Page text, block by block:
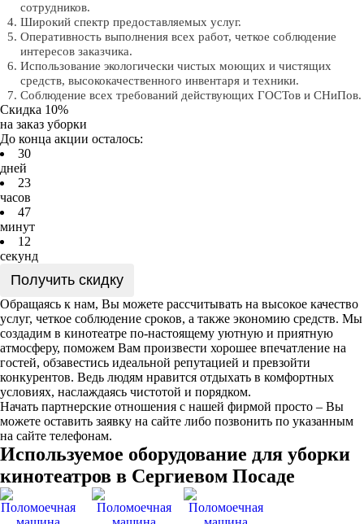
сотрудников.
Широкий спектр предоставляемых услуг.
Оперативность выполнения всех работ, четкое соблюдение
интересов заказчика.
Использование экологически чистых моющих и чистящих
средств, высококачественного инвентаря и техники.
Соблюдение всех требований действующих ГОСТов и СНиПов.
Скидка 10%
на заказ уборки
До конца акции осталось:
30
дней
23
часов
47
минут
1 2
секунд
Получить скидку
Обращаясь к нам, Вы можете рассчитывать на высокое качество
услуг, четкое соблюдение сроков, а также экономию средств. Мы
создадим в кинотеатре по-настоящему уютную и приятную
атмосферу, поможем Вам произвести хорошее впечатление на
гостей, обзавестись идеальной репутацией и превзойти
конкурентов. Ведь людям нравится отдыхать в комфортных
условиях, наслаждаясь чистотой и порядком.
Начать партнерские отношения с нашей фирмой просто – Вы
можете оставить заявку на сайте либо позвонить по указанным
на сайте телефонам.
Используемое оборудование для уборки
кинотеатров в Сергиевом Посаде